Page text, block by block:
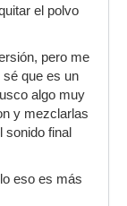
el polvo
pero me
sé que es un
algo muy
y mezclarlas
final
eso es más